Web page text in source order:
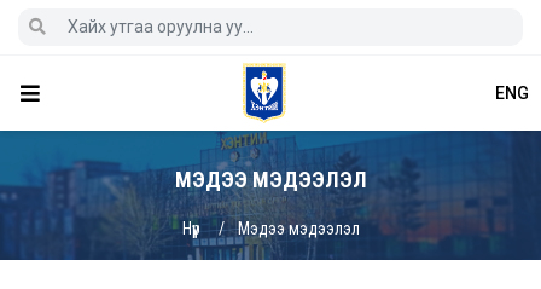
ENG
МЭДЭЭ МЭДЭЭЛЭЛ
Нүүр Мэдээ мэдээлэл